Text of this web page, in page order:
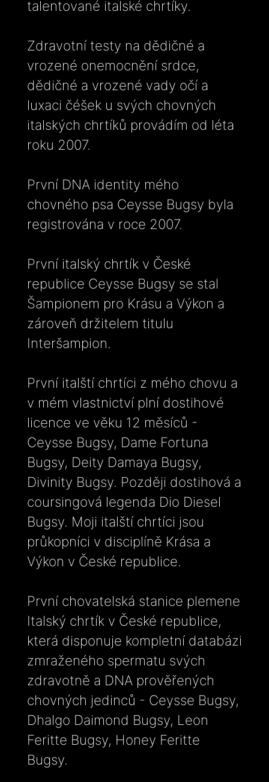
talentované italské chrtíky.
Zdravotní testy na dědičné a
vrozené onemocnění srdce,
dědičné a vrozené vady očí a
luxaci čéšek u svých chovných
italských chrtíků provádím od léta
roku 2007.
První DNA identity mého
chovného psa Ceysse Bugsy byla
registrována v roce 2007.
První italský chrtík v České
republice Ceysse Bugsy se stal
Šampionem pro Krásu a Výkon a
zároveň držitelem titulu
Interšampion.
První italští chrtíci z mého chovu a
v mém vlastnictví plní dostihové
licence ve věku 12 měsíců -
Ceysse Bugsy, Dame Fortuna
Bugsy, Deity Damaya Bugsy,
Divinity Bugsy. Později dostihová a
coursingová legenda Dio Diesel
Bugsy. Moji italští chrtíci jsou
průkopníci v disciplíně Krása a
Výkon v České republice.
První chovatelská stanice plemene
Italský chrtík v České republice,
která disponuje kompletní databázi
zmraženého spermatu svých
zdravotně a DNA prověřených
chovných jedinců - Ceysse Bugsy,
Dhalgo Daimond Bugsy, Leon
Feritte Bugsy, Honey Feritte
Bugsy.